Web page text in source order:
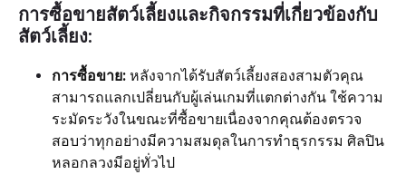
การซื้อขายสัตว์เลี้ยงและกิจกรรมที่เกี่ยวข้องกับ
สัตว์เลี้ยง:
การซื้อขาย:หลังจากได้รับสัตว์เลี้ยงสองสามตัวคุณ
สามารถแลกเปลี่ยนกับผู้เล่นเกมที่แตกต่างกัน ใช้ความ
ระมัดระวังในขณะที่ซื้อขายเนื่องจากคุณต้องตรวจ
สอบว่าทุกอย่างมีความสมดุลในการทำธุรกรรม ศิลปิน
หลอกลวงมีอยู่ทั่วไป